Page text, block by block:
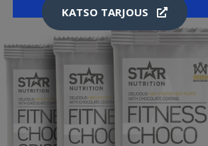
KATSO TARJOUS